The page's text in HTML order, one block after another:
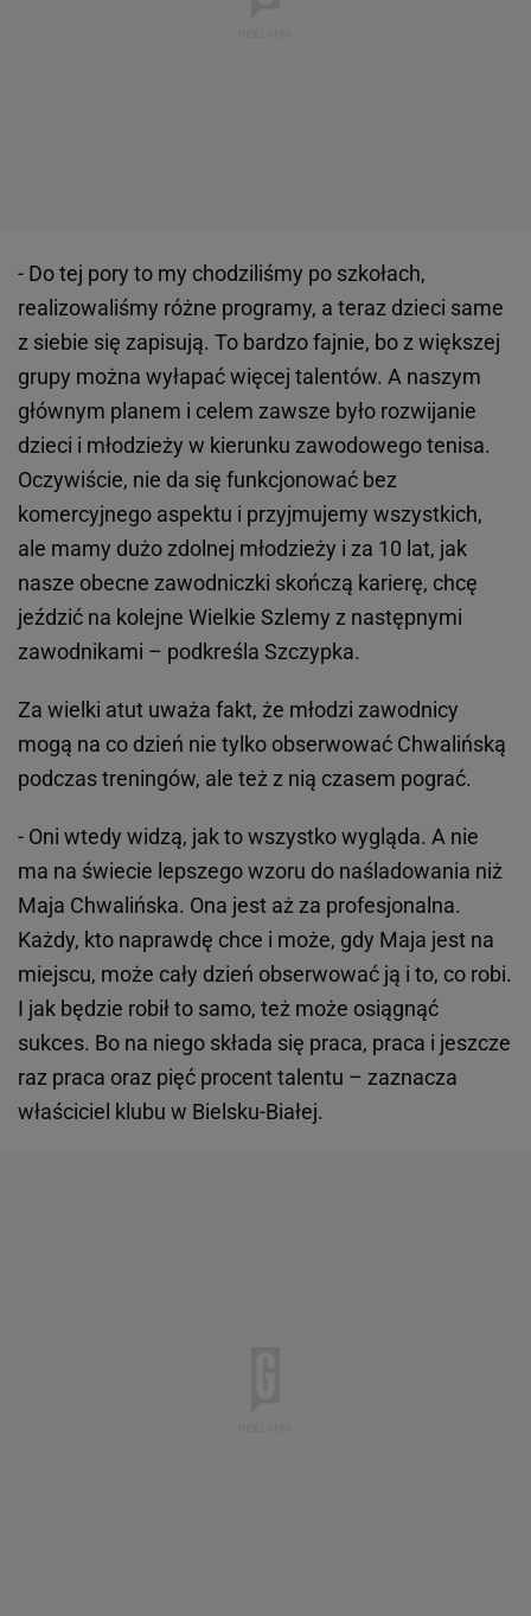
- Do tej pory to my chodziliśmy po szkołach,
realizowaliśmy różne programy, a teraz dzieci same
z siebie się zapisują. To bardzo fajnie, bo z większej
grupy można wyłapać więcej talentów. A naszym
głównym planem i celem zawsze było rozwijanie
dzieci i młodzieży w kierunku zawodowego tenisa.
Oczywiście, nie da się funkcjonować bez
komercyjnego aspektu i przyjmujemy wszystkich,
ale mamy dużo zdolnej młodzieży i za 10 lat, jak
nasze obecne zawodniczki skończą karierę, chcę
jeździć na kolejne Wielkie Szlemy z następnymi
zawodnikami – podkreśla Szczypka.
Za wielki atut uważa fakt, że młodzi zawodnicy
mogą na co dzień nie tylko obserwować Chwalińską
podczas treningów, ale też z nią czasem pograć.
- Oni wtedy widzą, jak to wszystko wygląda. A nie
ma na świecie lepszego wzoru do naśladowania niż
Maja Chwalińska. Ona jest aż za profesjonalna.
Każdy, kto naprawdę chce i może, gdy Maja jest na
miejscu, może cały dzień obserwować ją i to, co robi.
I jak będzie robił to samo, też może osiągnąć
sukces. Bo na niego składa się praca, praca i jeszcze
raz praca oraz pięć procent talentu – zaznacza
właściciel klubu w Bielsku-Białej.